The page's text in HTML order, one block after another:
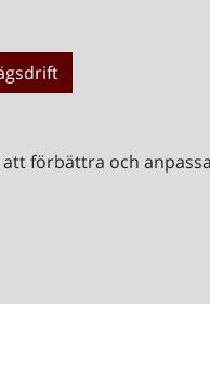
förbättra och